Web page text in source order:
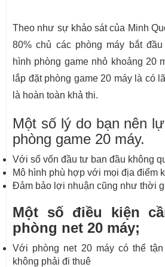
Theo như sự khảo sát của Minh
80% chủ các phòng máy bắt
hình phòng game nhỏ khoảng 20
lắp đặt phòng game 20 máy là có
là hoàn toàn khả thi.
Một số lý do bạn nên
phòng game 20 máy.
Với số vốn đầu tư ban đầu không
Mô hình phù hợp với mọi địa điểm
Đảm bảo lợi nhuận cũng như thời
Một số điều kiện
phòng net 20 máy;
Với phòng net 20 máy có thể
không phải đi thuê